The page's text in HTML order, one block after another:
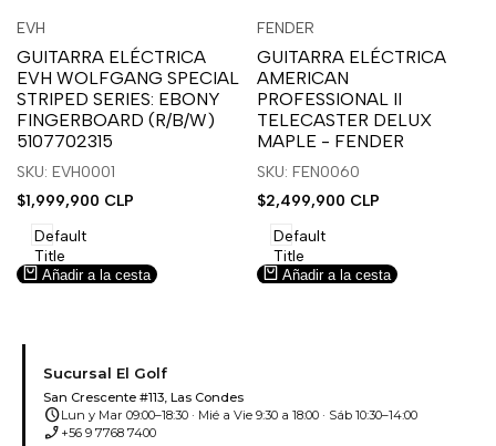
sesión
para
usar
la
lista
deseos.
para
usar
Compare
Proveedor:
EVH
GUITARRA ELÉCTRICA
EVH WOLFGANG SPECIAL
STRIPED SERIES: EBONY
FINGERBOARD (R/B/W)
5107702315
SKU: EVH0001
Precio
venta
$1,999,900 CLP
Default
Title
Añadir a la cesta
sesión
para
usar
la
lista
deseos.
sesión
para
usar
Compare
Vista
Proveedor:
FENDER
GUITARRA ELÉCTRICA
AMERICAN
PROFESSIONAL II
TELECASTER DELUX
MAPLE - FENDER
SKU: FEN0060
Precio
venta
$2,499,900 CLP
Default
Title
Añadir a la cesta
Sucursal El Golf
San Crescente #113, Las Condes
scheduleLun y Mar 09:00–18:30 · Mié a Vie 9:30 a 18:00 · Sáb 10:30–14:00
phone_enabled +56 9 7768 7400